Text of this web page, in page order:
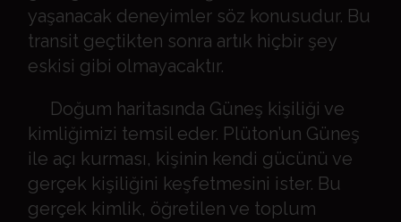
yaşanacak deneyimler söz konusudur. Bu
transit geçtikten sonra artık hiçbir şey
eskisi gibi olmayacaktır.
Doğum haritasında Güneş kişiliği ve
kimliğimizi temsil eder. Plüton’un Güneş
ile açı kurması, kişinin kendi gücünü ve
gerçek kişiliğini keşfetmesini ister. Bu
gerçek kimlik, öğretilen ve toplum